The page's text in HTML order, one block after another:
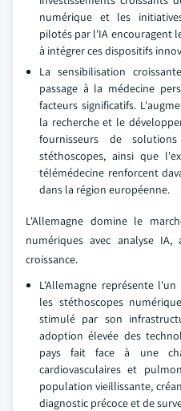
numérique et les
pilotés par l'IA encouragent
à intégrer ces dispositifs
La sensibilisation
passage à la médecine
facteurs significatifs.
la recherche et le
fournisseurs de
stéthoscopes, ainsi que
télémédecine renforcent
dans la région européenne.
L'Allemagne domine le
numériques avec analyse
croissance.
L'Allemagne représente
les stéthoscopes
stimulé par son
adoption élevée des
pays fait face à une
cardiovasculaires et
population vieillissante,
diagnostic précoce et de